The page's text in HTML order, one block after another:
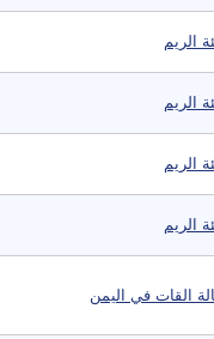
الريم
الريم
الريم
الريم
القات في اليمن